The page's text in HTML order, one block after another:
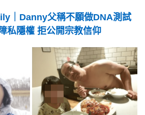
｜Danny父稱不願做DNA測試
私隱權 拒公開宗教信仰